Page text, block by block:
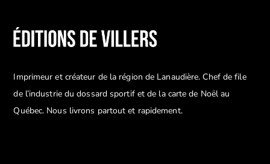
Imprimeur et créateur de la région de Lanaudière. Chef de file
de l’industrie du dossard sportif et de la carte de Noël au
Québec. Nous livrons partout et rapidement.